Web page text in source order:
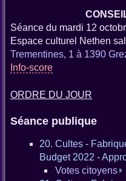
Séance du mardi 12
Espace culturel Nethen
Trementines, 1 à 1390
Info-score
ORDRE DU JOUR
Séance publique
20. Cultes -
Budget 2022 -
Votes citoyens